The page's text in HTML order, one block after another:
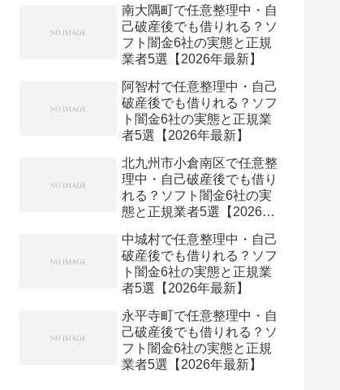
南大隅町で任意整理中・自
己破産後でも借りれる？ソ
フト闇金6社の実態と正規
業者5選【2026年最新】
阿智村で任意整理中・自己
破産後でも借りれる？ソフ
ト闇金6社の実態と正規業
者5選【2026年最新】
北九州市小倉南区で任意整
理中・自己破産後でも借り
れる？ソフト闇金6社の実
態と正規業者5選【2026年
中城村で任意整理中・自己
破産後でも借りれる？ソフ
ト闇金6社の実態と正規業
者5選【2026年最新】
永平寺町で任意整理中・自
己破産後でも借りれる？ソ
フト闇金6社の実態と正規
業者5選【2026年最新】